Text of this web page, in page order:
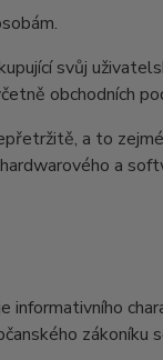
svůj
obchodních
a to
a
zákoníku